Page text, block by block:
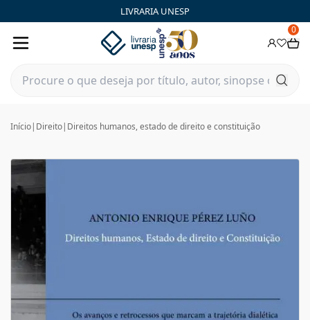
LIVRARIA UNESP
0
Início| Direito| Direitos humanos, estado de direito e constituição